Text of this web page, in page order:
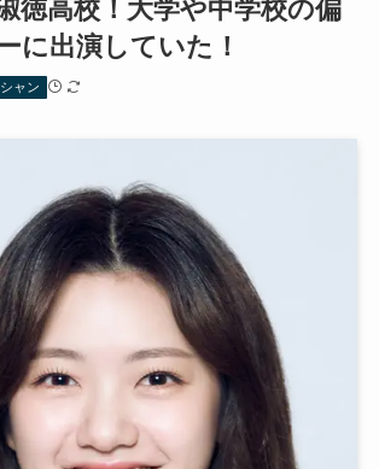
徳高校！大学や中学校の偏
に出演していた！
ャン